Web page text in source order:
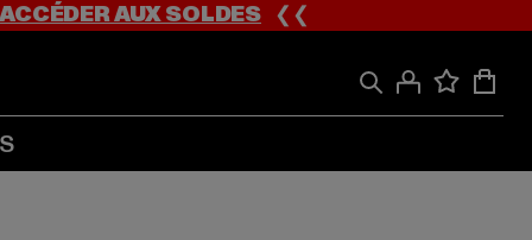
ACCÉDER AUX SOLDES❮❮